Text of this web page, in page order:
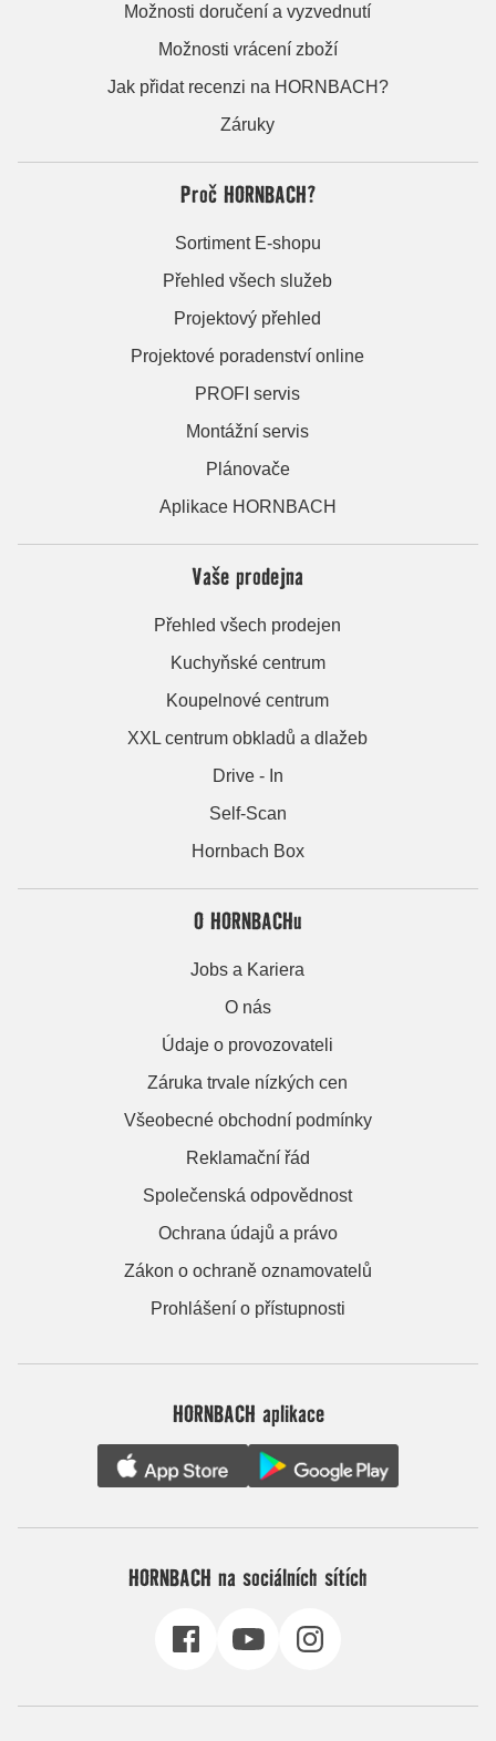
Možnosti doručení a vyzvednutí
Možnosti vrácení zboží
Jak přidat recenzi na HORNBACH?
Záruky
Proč HORNBACH?
Sortiment E-shopu
Přehled všech služeb
Projektový přehled
Projektové poradenství online
PROFI servis
Montážní servis
Plánovače
Aplikace HORNBACH
Vaše prodejna
Přehled všech prodejen
Kuchyňské centrum
Koupelnové centrum
XXL centrum obkladů a dlažeb
Drive - In
Self-Scan
Hornbach Box
O HORNBACHu
Jobs a Kariera
O nás
Údaje o provozovateli
Záruka trvale nízkých cen
Všeobecné obchodní podmínky
Reklamační řád
Společenská odpovědnost
Ochrana údajů a právo
Zákon o ochraně oznamovatelů
Prohlášení o přístupnosti
HORNBACH aplikace
HORNBACH na sociálních sítích